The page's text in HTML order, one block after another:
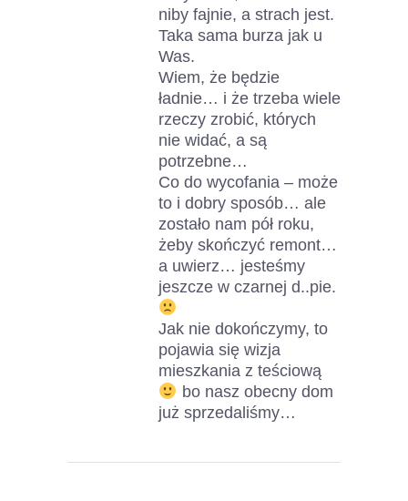
niby fajnie, a strach jest.
Taka sama burza jak u
Was.
Wiem, że będzie
ładnie… i że trzeba wiele
rzeczy zrobić, których
nie widać, a są
potrzebne…
Co do wycofania – może
to i dobry sposób… ale
zostało nam pół roku,
żeby skończyć remont…
a uwierz… jesteśmy
jeszcze w czarnej d..pie.
Jak nie dokończymy, to
pojawia się wizja
mieszkania z teściową
bo nasz obecny dom
już sprzedaliśmy…